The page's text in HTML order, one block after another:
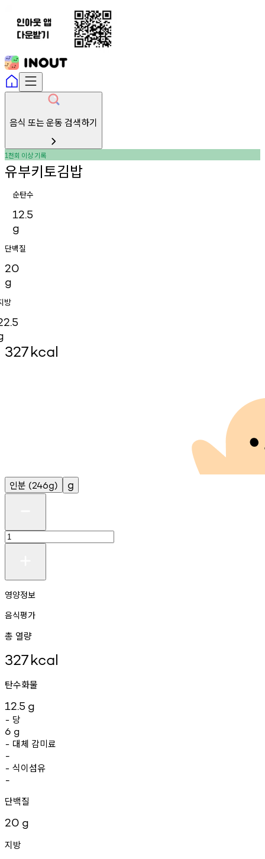
음식 또는 운동 검색하기
1천회 이상기록
유부키토김밥
순탄수
12.5
g
단백질
20
g
방
327kcal
인분 (246g) g
영양정보
음식평가
총 열량
327kcal
탄수화물
12.5 g
- 당
6 g
- 대체 감미료
-
- 식이섬유
-
단백질
20 g
지방